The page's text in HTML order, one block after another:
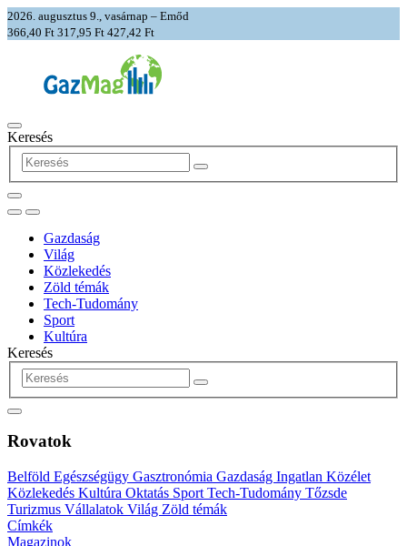
2026. augusztus 9., vasárnap – Emőd
366,40 Ft 317,95 Ft 427,42 Ft
Keresés
Gazdaság
Világ
Közlekedés
Zöld témák
Tech-Tudomány
Sport
Kultúra
Keresés
Rovatok
Belföld Egészségügy Gasztronómia Gazdaság Ingatlan Közélet
Közlekedés Kultúra Oktatás Sport Tech-Tudomány Tőzsde
Turizmus Vállalatok Világ Zöld témák
Címkék
Magazinok